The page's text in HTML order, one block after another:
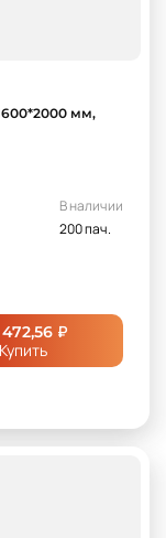
мм,
В наличии
200 пач.
₽
Купить